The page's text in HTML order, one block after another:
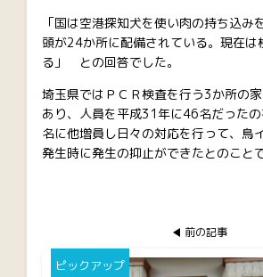
「国は空港探知犬を使い肉の持ち込み
頭が24か所に配備されている。現在は
る」 との回答でした。
埼玉県ではＰＣＲ検査を行う3か所の
あり、人員を平成31年に46名だった
名に他増員し日々の対応を行って、鳥
発生時に発生の抑止ができたとのことで
前の記事
ピックアップ